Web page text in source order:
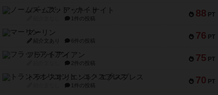
88 PT
ノームズ・アット・ナイト
1件の投稿
76 PT
マーリン
紹介文あり 6件の投稿
75 PT
フラットアイアン
2件の投稿
70 PT
トランスオリエント・エクスプレス
1件の投稿